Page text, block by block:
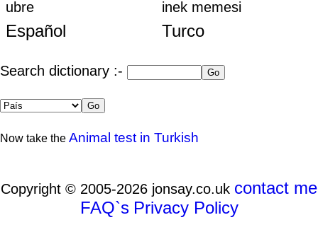
ubre
inek memesi
Español Turco
Search dictionary :-
Now take the Animal test in Turkish
Copyright © 2005-2026 jonsay.co.uk contact me
FAQ`s Privacy Policy